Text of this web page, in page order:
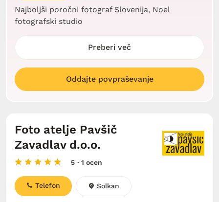
Najboljši poročni fotograf Slovenija, Noel
fotografski studio
Preberi več
Oddajte povpraševanje
Foto atelje Pavšič
Zavadlav d.o.o.
5 · 1 ocen
Telefon Solkan